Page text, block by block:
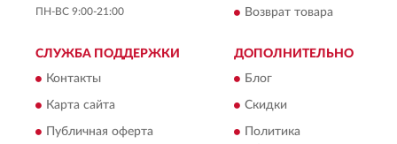
ПН-ВС 9:00-21:00 Возврат товара
СЛУЖБА ПОДДЕРЖКИ
Контакты
Карта сайта
Публичная оферта
ДОПОЛНИТЕЛЬНО
Блог
Скидки
Политика